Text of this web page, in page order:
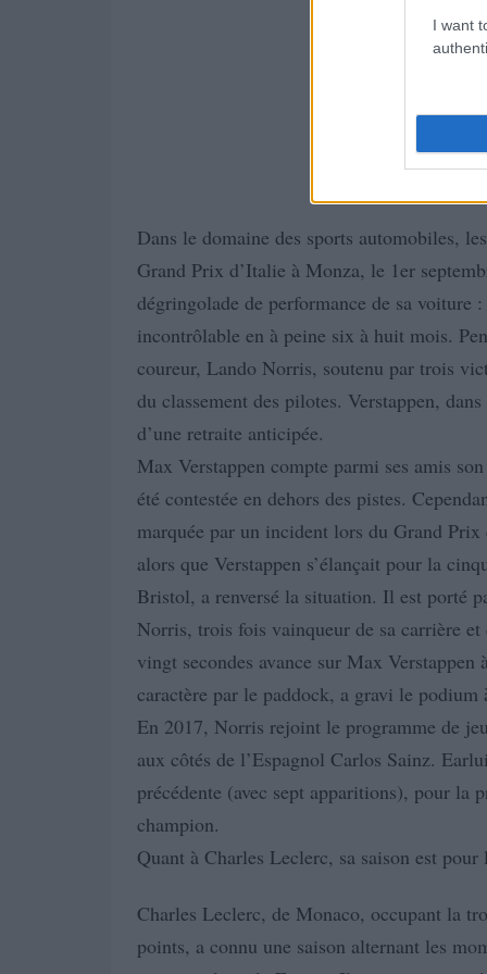
I want
Dans le domaine des sports automobiles,
Grand Prix d’Italie à Monza, le 1er
dégringolade de performance de sa voiture
incontrôlable en à peine six à huit mois.
coureur, Lando Norris, soutenu par trois
du classement des pilotes. Verstappen,
d’une retraite anticipée.
Max Verstappen compte parmi ses amis
été contestée en dehors des pistes.
marquée par un incident lors du Grand
alors que Verstappen s’élançait pour la
Bristol, a renversé la situation. Il est porté
Norris, trois fois vainqueur de sa carrière
vingt secondes avance sur Max
caractère par le paddock, a gravi le podium
En 2017, Norris rejoint le programme de
aux côtés de l’Espagnol Carlos Sainz.
précédente (avec sept apparitions), pour
champion.
Quant à Charles Leclerc, sa saison est pour
Charles Leclerc, de Monaco, occupant la
points, a connu une saison alternant les